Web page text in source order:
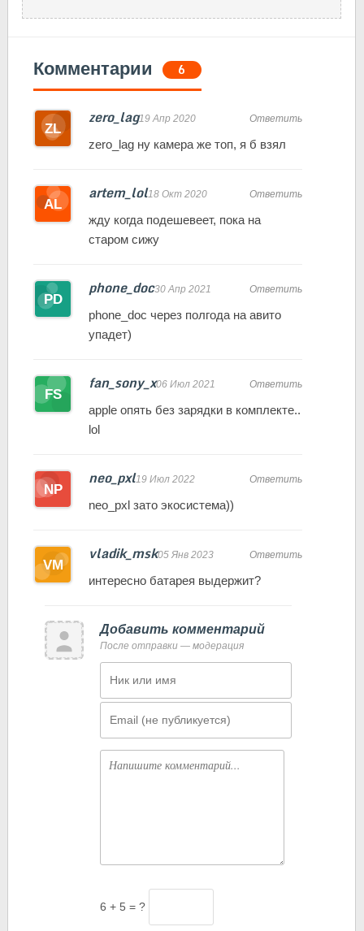
Комментарии 6
zero_lag19 Апр 2020 Ответить
zero_lag ну камера же топ, я б взял
artem_lol18 Окт 2020 Ответить
жду когда подешевеет, пока на
старом сижу
phone_doc30 Апр 2021 Ответить
phone_doc через полгода на авито
упадет)
fan_sony_x06 Июл 2021 Ответить
apple опять без зарядки в комплекте..
lol
neo_pxl19 Июл 2022 Ответить
neo_pxl зато экосистема))
vladik_msk05 Янв 2023 Ответить
интересно батарея выдержит?
Добавить комментарий
После отправки — модерация
6 + 5 = ?